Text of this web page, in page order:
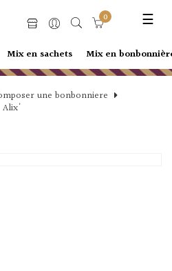
☰
0
Mix en sachets Mix en
une bonbonniere
Alix'